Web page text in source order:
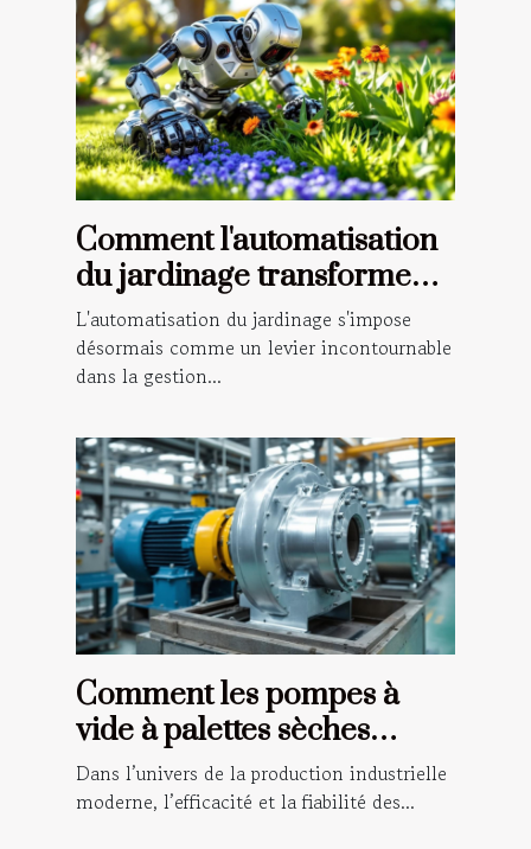
Comment l'automatisation
du jardinage transforme
l'entretien des grands
espaces verts ?
L'automatisation du jardinage s'impose
désormais comme un levier incontournable
dans la gestion...
Comment les pompes à
vide à palettes sèches
optimisent les processus
industriels
Dans l’univers de la production industrielle
moderne, l’efficacité et la fiabilité des...